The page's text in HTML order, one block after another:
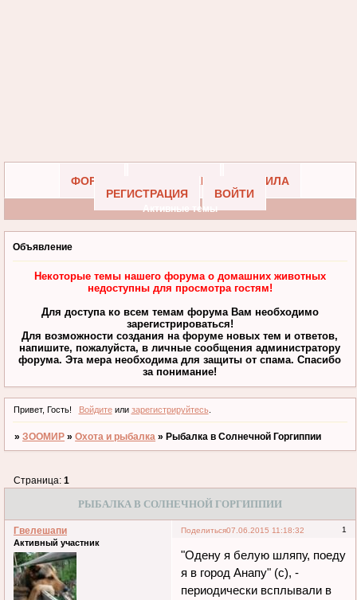
ФОРУМ УЧАСТНИКИ
ПРАВИЛА
РЕГИСТРАЦИЯ
ВОЙТИ
Активные темы
Объявление
Некоторые темы нашего форума о домашних животных
недоступны для просмотра гостям!
Для доступа ко всем темам форума Вам необходимо
зарегистрироваться!
Для возможности создания на форуме новых тем и ответов,
напишите, пожалуйста, в личные сообщения администратору
форума. Эта мера необходима для защиты от спама. Спасибо
за понимание!
Привет, Гость! Войдитеили зарегистрируйтесь.
»ЗООМИР »Охота и рыбалка » Рыбалка в Солнечной Горгиппии
РЫБАЛКА В СОЛНЕЧНОЙ ГОРГИППИИ
Страница:1
Поделиться 1
07.06.2015 11:18:32
Гвелешапи
Активный участник
"Одену я белую шляпу, поеду
я в город Анапу" (с), -
периодически всплывали в